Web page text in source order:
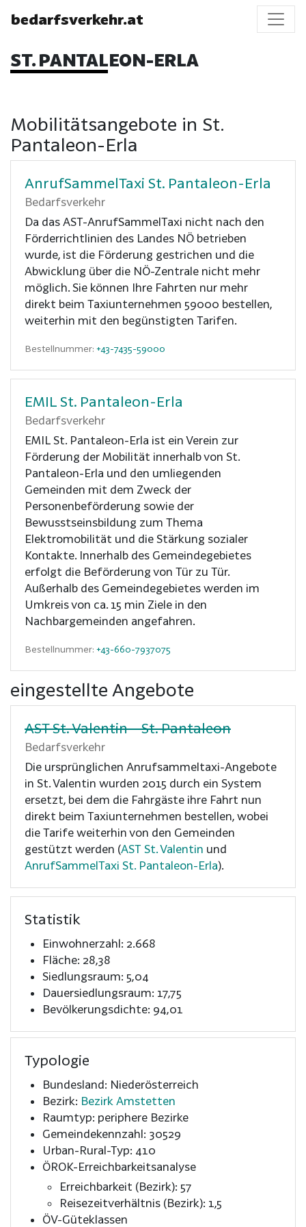
bedarfsverkehr.at
ST. PANTALEON-ERLA
Mobilitätsangebote in St.
Pantaleon-Erla
AnrufSammelTaxi St. Pantaleon-Erla
Bedarfsverkehr
Da das AST-AnrufSammelTaxi nicht nach den
Förderrichtlinien des Landes NÖ betrieben
wurde, ist die Förderung gestrichen und die
Abwicklung über die NÖ-Zentrale nicht mehr
möglich. Sie können Ihre Fahrten nur mehr
direkt beim Taxiunternehmen 59000 bestellen,
weiterhin mit den begünstigten Tarifen.
Bestellnummer: +43-7435-59000
EMIL St. Pantaleon-Erla
Bedarfsverkehr
EMIL St. Pantaleon-Erla ist ein Verein zur
Förderung der Mobilität innerhalb von St.
Pantaleon-Erla und den umliegenden
Gemeinden mit dem Zweck der
Personenbeförderung sowie der
Bewusstseinsbildung zum Thema
Elektromobilität und die Stärkung sozialer
Kontakte. Innerhalb des Gemeindegebietes
erfolgt die Beförderung von Tür zu Tür.
Außerhalb des Gemeindegebietes werden im
Umkreis von ca. 15 min Ziele in den
Nachbargemeinden angefahren.
Bestellnummer: +43-660-7937075
eingestellte Angebote
AST St. Valentin - St. Pantaleon
Bedarfsverkehr
Die ursprünglichen Anrufsammeltaxi-Angebote
in St. Valentin wurden 2015 durch ein System
ersetzt, bei dem die Fahrgäste ihre Fahrt nun
direkt beim Taxiunternehmen bestellen, wobei
die Tarife weiterhin von den Gemeinden
gestützt werden (AST St. Valentin und
AnrufSammelTaxi St. Pantaleon-Erla).
Statistik
Einwohnerzahl: 2.668
Fläche: 28,38
Siedlungsraum: 5,04
Dauersiedlungsraum: 17,75
Bevölkerungsdichte: 94,01
Typologie
Bundesland: Niederösterreich
Bezirk: Bezirk Amstetten
Raumtyp: periphere Bezirke
Gemeindekennzahl: 30529
Urban-Rural-Typ: 410
ÖROK-Erreichbarkeitsanalyse
Erreichbarkeit (Bezirk): 57
Reisezeitverhältnis (Bezirk): 1,5
ÖV-Güteklassen